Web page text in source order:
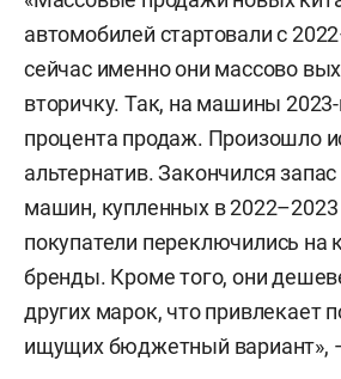
автомобилей стартовали с
сейчас именно они массово
вторичку. Так, на машины 2023-
процента продаж. Произошло
альтернатив. Закончился
машин, купленных в 2022–2023
покупатели переключились на
бренды. Кроме того, они
других марок, что привлекает
ищущих бюджетный вариант»,